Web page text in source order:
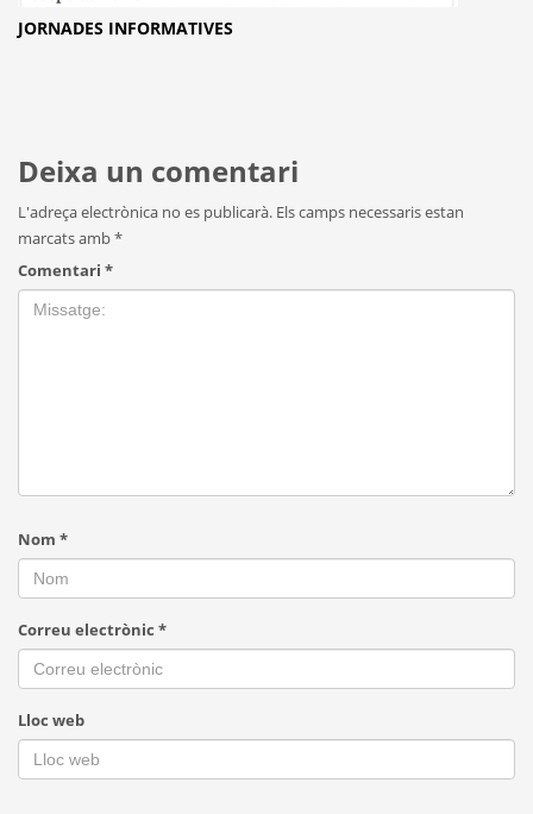
JORNADES INFORMATIVES
Deixa un comentari
L'adreça electrònica no es publicarà. Els camps necessaris estan
marcats amb*
Comentari *
Nom *
Correu electrònic *
Lloc web